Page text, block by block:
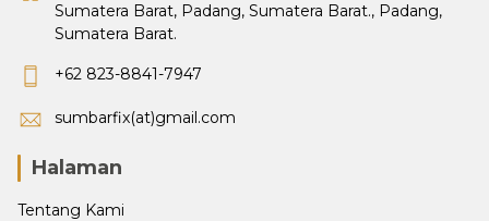
Sumatera Barat, Padang, Sumatera Barat., Padang,
Sumatera Barat.
+62 823-8841-7947
sumbarfix(at)gmail.com
Halaman
Tentang Kami